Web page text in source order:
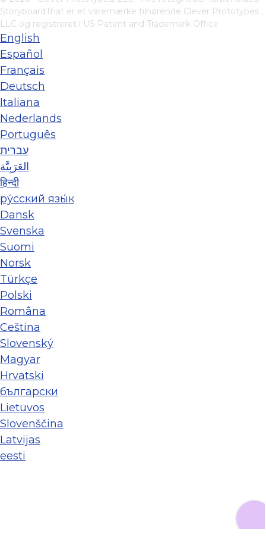
StoryboardThat er et varemærke tilhørende Clever Prototypes ,
LLC og registreret i US Patent and Trademark Office
English
Español
Français
Deutsch
Italiana
Nederlands
Português
עברית
العَرَبِيَّة
हिन्दी
ру́сский язы́к
Dansk
Svenska
Suomi
Norsk
Türkçe
Polski
Româna
Ceština
Slovenský
Magyar
Hrvatski
български
Lietuvos
Slovenščina
Latvijas
eesti